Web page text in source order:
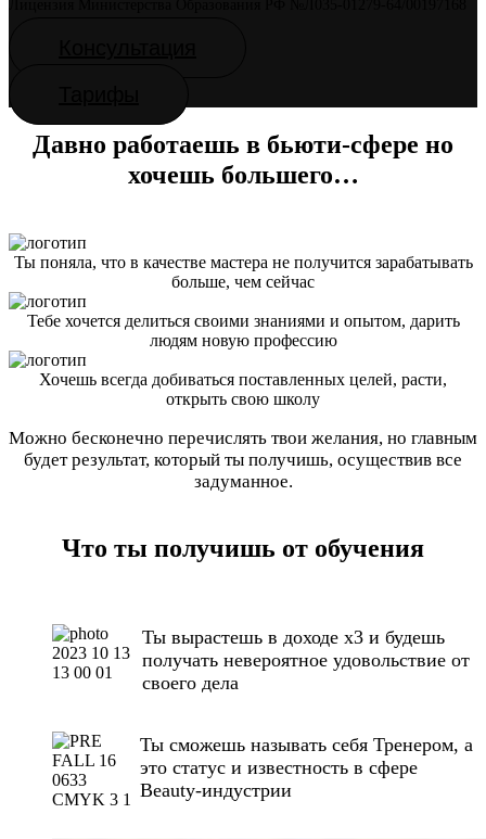
Давно работаешь в бьюти-сфере но
хочешь большего…
Ты поняла, что в качестве мастера не получится зарабатывать
больше, чем сейчас
Тебе хочется делиться своими знаниями и опытом, дарить
людям новую профессию
Хочешь всегда добиваться поставленных целей, расти,
открыть свою школу
Можно бесконечно перечислять твои желания, но главным
будет результат, который ты получишь, осуществив все
задуманное.
Что ты получишь от обучения
Ты вырастешь в доходе х3 и будешь
получать невероятное удовольствие от
своего дела
Ты сможешь называть себя Тренером, а
это статус и известность в сфере
Beauty-индустрии